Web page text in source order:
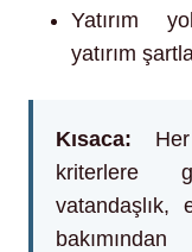
Yatırım
yatırım
Kısaca: Her
kriterlere
vatandaşlık,